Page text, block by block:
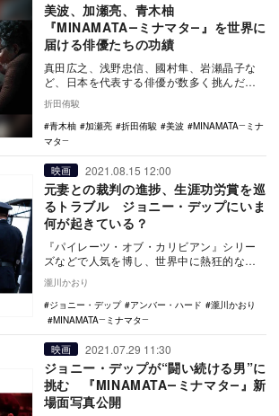
美波、加瀬亮、青木柚
『MINAMATA―ミナマタ―』を世界に
届ける俳優たちの功績
真田広之、浅野忠信、國村隼、岩瀬晶子な
ど、日本を代表する俳優が数多く挑んだジ
マタ―』…
折田侑駿
青木柚
加瀬亮 折田侑駿 美波
MINAMATA―ミナ
マタ―
映画 2021.08.15 12:00
元妻との裁判の進捗、生涯功労賞を巡
るトラブル ジョニー・デップにいま
何が起きている？
『パイレーツ・オブ・カリビアン』シリー
ズなどで人気を博し、世界中に熱狂的なフ
年の離婚を…
瀧川かおり
ジョニー・デップ
アンバー・ハード
瀧川かおり
MINAMATA―ミナマタ―
映画 2021.07.29 11:30
ジョニー・デップが“闘い続ける男”に
挑む 『MINAMATA―ミナマタ―』新
場面写真公開